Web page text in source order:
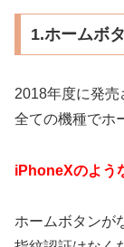
1.ホームボ
2018年度に発
全ての機種でホ
iPhoneXのよう
ホームボタンが